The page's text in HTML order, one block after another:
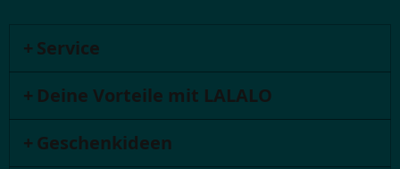
Service
Deine Vorteile mit LALALO
Geschenkideen